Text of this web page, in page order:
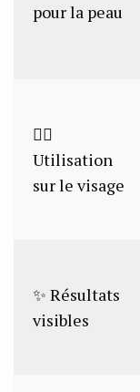
pour la peau
💆‍♀️
Utilisation
sur le visage
✨ Résultats
visibles